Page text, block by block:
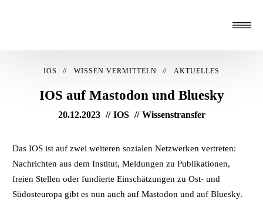
IOS WISSEN VERMITTELN AKTUELLES
IOS auf Mastodon und Bluesky
20.12.2023 IOS Wissenstransfer
Das IOS ist auf zwei weiteren sozialen Netzwerken vertreten:
Nachrichten aus dem Institut, Meldungen zu Publikationen,
freien Stellen oder fundierte Einschätzungen zu Ost- und
Südosteuropa gibt es nun auch auf Mastodon und auf Bluesky.